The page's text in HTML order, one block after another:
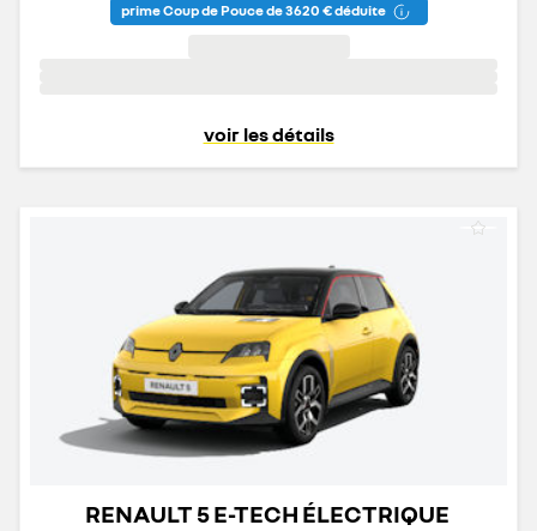
prime Coup de Pouce de 3 620 € déduite
voir les détails
RENAULT 5 E-TECH ÉLECTRIQUE